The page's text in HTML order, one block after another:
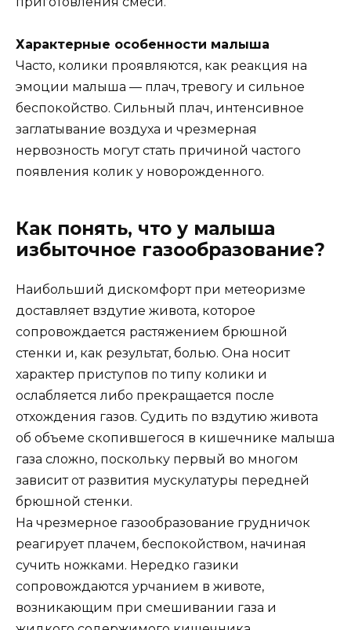
Характерные особенности малыша
Часто, колики проявляются, как реакция на
эмоции малыша — плач, тревогу и сильное
беспокойство. Сильный плач, интенсивное
заглатывание воздуха и чрезмерная
нервозность могут стать причиной частого
появления колик у новорожденного.
Как понять, что у малыша
избыточное газообразование?
Наибольший дискомфорт при метеоризме
доставляет вздутие живота, которое
сопровождается растяжением брюшной
стенки и, как результат, болью. Она носит
характер приступов по типу колики и
ослабляется либо прекращается после
отхождения газов. Судить по вздутию живота
об объеме скопившегося в кишечнике малыша
газа сложно, поскольку первый во многом
зависит от развития мускулатуры передней
брюшной стенки.
На чрезмерное газообразование грудничок
реагирует плачем, беспокойством, начиная
сучить ножками. Нередко газики
сопровождаются урчанием в животе,
возникающим при смешивании газа и